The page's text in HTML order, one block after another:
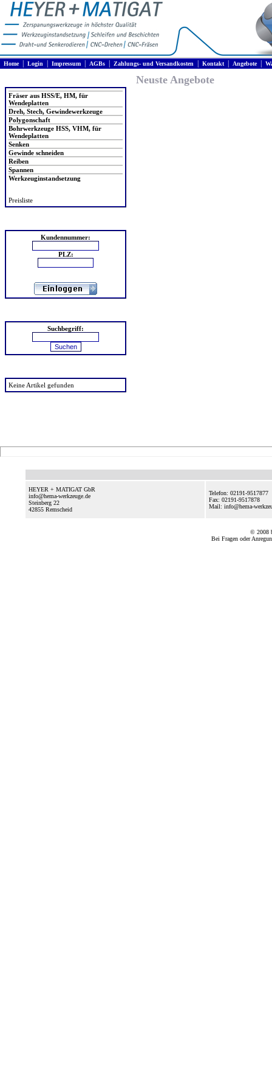
Home| Login Impressum AGBs Zahlungs- und Versandkosten Kontakt| Angebote|
Fräser aus HSS/E, HM, für
Wendeplatten
Dreh, Stech, Gewindewerkzeuge
Polygonschaft
Bohrwerkzeuge HSS, VHM, für
Wendeplatten
Senken
Gewinde schneiden
Reiben
Spannen
Werkzeuginstandsetzung
Preisliste
Kundennummer:
PLZ:
Suchbegriff:
Keine Artikel gefunden
Neuste Angebote
HEYER + MATIGAT GbR
info@hema-werkzeuge.de
Steinberg 22
42855 Remscheid
Telefon: 02191-9517877
Fax: 02191-9517878
Mail: info@hema-
© 2008
Bei Fragen oder